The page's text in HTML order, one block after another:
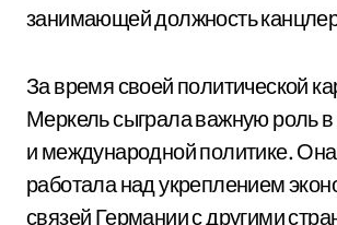
занимающей должность
За время своей политической
Меркель сыграла важную роль
и международной политике.
работала над укреплением
связей Германии с другими